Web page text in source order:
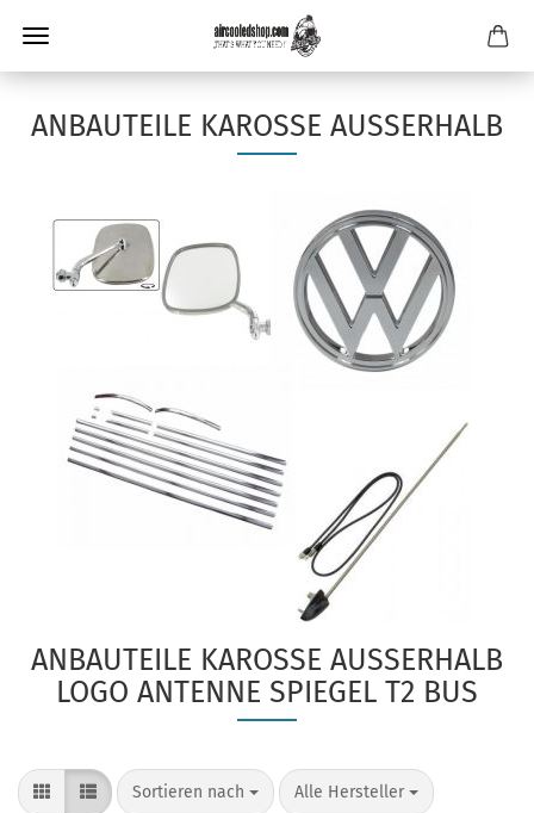
ANBAUTEILE KAROSSE AUSSERHALB
ANBAUTEILE KAROSSE AUSSERHALB L
OGO ANTENNE SPIEGEL T2 BUS
Sortieren nach
Sortieren nach Alle Hersteller
pro Seite